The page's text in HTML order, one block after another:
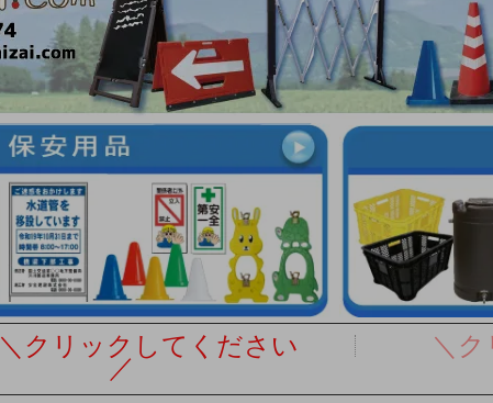
＼クリックしてください
／
＼クリ